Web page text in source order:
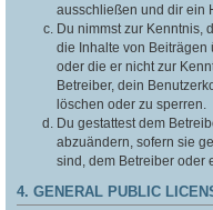
ausschließen und dir ein
Du nimmst zur Kenntnis,
die Inhalte von Beiträgen
oder die er nicht zur
Betreiber, dein
löschen oder zu sperren.
Du gestattest dem
abzuändern, sofern sie
sind, dem Betreiber oder
4. GENERAL PUBLIC